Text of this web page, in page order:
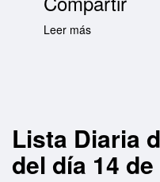
Leer más
Lista Diaria
del día 14